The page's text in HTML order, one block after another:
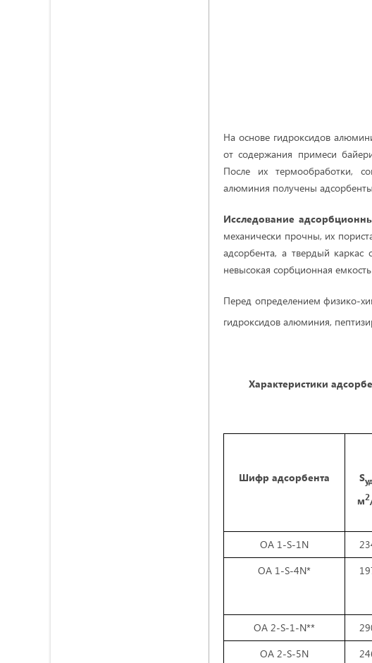
На основе гидроксидов
от содержания примеси
После их термообработки,
алюминия получены
Исследование
механически прочны, их
адсорбента, а твердый каркас
невысокая сорбционная
Перед определением физико-
гидроксидов алюминия,
Характеристики
Шифр адсорбента S
м2
ОА 1-S-1N
ОА 1-S-4N*
ОА 2-S-1-N**
ОА 2-S-5N